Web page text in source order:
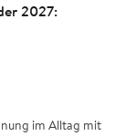
2027:
im Alltag mit